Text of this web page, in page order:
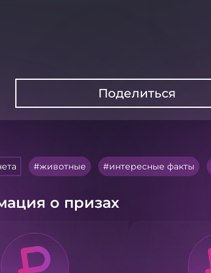
Поделиться
животные интересные факты
о призах